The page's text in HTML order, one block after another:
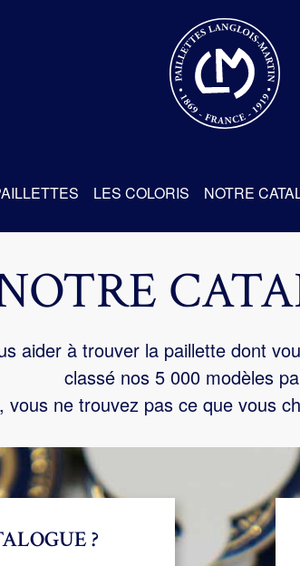
LES COLORIS NOTRE
aider à trouver la paillette dont
classé nos 5 000 modèles
vous ne trouvez pas ce que vous
?